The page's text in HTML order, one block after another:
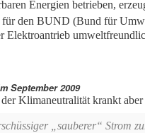
Energien betrieben,
den BUND (Bund für
Elektroantrieb
September 2009
Klimaneutralität krankt
„sauberer“ Strom